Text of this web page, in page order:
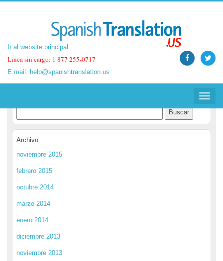
Ir al website principal
Linea sin cargo: 1 877 255-0717
E mail: help@spanishtranslation.us
Toggle
Ir al website principal
Linea sin cargo: 1 877 255-0717
E mail: help@spanishtranslation.us
Toggle
Spanish Translation Blog
Archivo
noviembre 2015
febrero 2015
octubre 2014
marzo 2014
enero 2014
diciembre 2013
noviembre 2013